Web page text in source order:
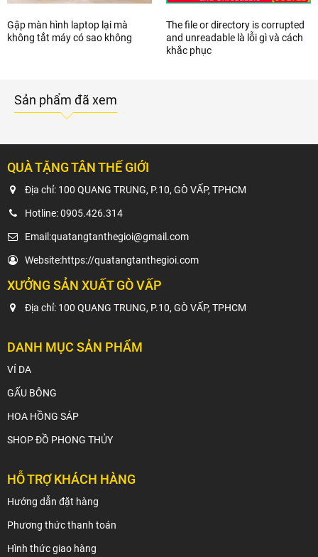
Gập màn hình laptop lại mà
không tắt máy có sao không
The file or directory is corrupted
and unreadable là lỗi gì và cách
khắc phục
Sản phẩm đã xem
QUÀ TẶNG TÂN THẾ GIỚI
Địa chỉ: 100 QUANG TRUNG, P.10, GÒ VẤP, TPHCM
Hotline:0905.426.314
Email:quatangtanthegioi@gmail.com
Website:https://quatangtanthegioi.com
XƯỞNG SẢN XUẤT GÒ VẤP
Địa chỉ: 100 QUANG TRUNG, P.10, GÒ VẤP, TPHCM
DANH MỤC SẢN PHẨM
VÍ DA
GẤU BÔNG
HOA HỒNG SÁP
SHOP ĐỒ PHONG THỦY
HỖ TRỢ KHÁCH HÀNG
Hướng dẫn đặt hàng
Phương thức thanh toán
Hình thức giao hàng